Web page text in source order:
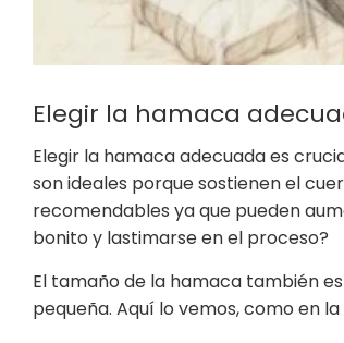
Elegir la hamaca
Elegir la hamaca adecuada es
son ideales porque sostienen el
recomendables ya que pueden
bonito y lastimarse en el proceso?
El tamaño de la hamaca también
pequeña. Aquí lo vemos, como en